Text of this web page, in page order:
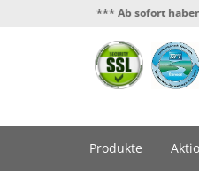
*** Ab sofort haben wir
Produkte